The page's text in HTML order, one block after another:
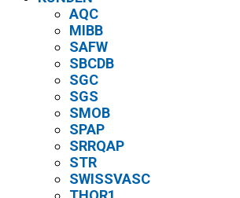
AQC
MIBB
SAFW
SBCDB
SGC
SGS
SMOB
SPAP
SRRQAP
STR
SWISSVASC